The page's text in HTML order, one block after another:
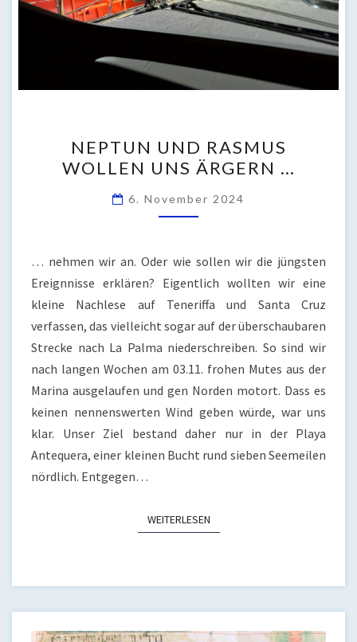
UND
RASMUS
WOLLEN
UNS
…
NEPTUN UND RASMUS
WOLLEN UNS ÄRGERN …
6. November 2024
… nehmen wir an. Oder wie sollen wir die jüngsten
Ereignnisse erklären? Eigentlich wollten wir eine
kleine Nachlese auf Teneriffa und Santa Cruz
verfassen, das vielleicht sogar auf der überschaubaren
Strecke nach La Palma niederschreiben. So sind wir
nach langen Wochen am 03.11. frohen Mutes aus der
Marina ausgelaufen und gen Norden motort. Dass es
keinen nennenswerten Wind geben würde, war uns
klar. Unser Ziel bestand daher nur in der Playa
Antequera, einer kleinen Bucht rund sieben Seemeilen
nördlich. Entgegen…
WEITERLESENWEITERLESEN